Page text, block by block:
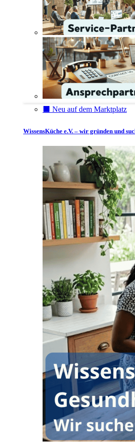
⬛️ Neu auf dem Marktplatz
WissensKüche e.V. – wir gründen und